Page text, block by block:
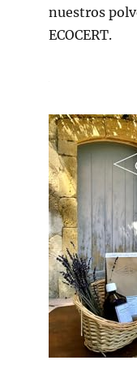
nuestros
ECOCERT.